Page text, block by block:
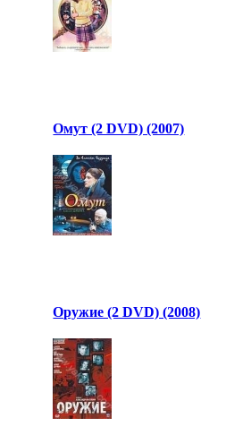
Омут (2 DVD) (2007)
Оружие (2 DVD) (2008)